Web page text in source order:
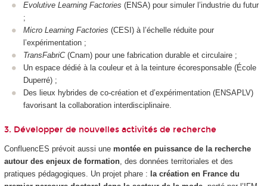
Evolutive Learning Factories (ENSA) pour simuler l’industrie du futur
;
Micro Learning Factories (CESI) à l’échelle réduite pour
l’expérimentation ;
TransFabriC(Cnam) pour une fabrication durable et circulaire ;
Un espace dédié à la couleur et à la teinture écoresponsable (École
Duperré) ;
Des lieux hybrides de co-création et d’expérimentation (ENSAPLV)
favorisant la collaboration interdisciplinaire.
3. Développer de nouvelles activités de recherche
ConfluencES prévoit aussi une montée en puissance de la recherche
autour des enjeux de formation, des données territoriales et des
pratiques pédagogiques. Un projet phare : la création en France du